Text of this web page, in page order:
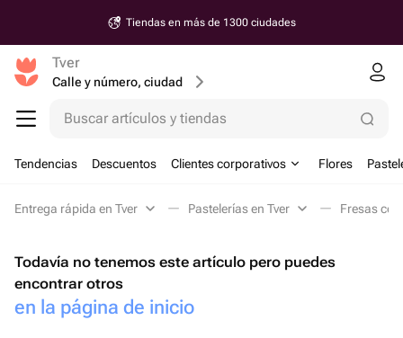
Tiendas en más de 1300 ciudades
Tver
Calle y número, ciudad
Buscar artículos y tiendas
Tendencias Descuentos Clientes corporativos Flores
Entrega rápida en Tver Pastelerías en Tver Fresas
Todavía no tenemos este artículo pero puedes
encontrar otros
en la página de inicio